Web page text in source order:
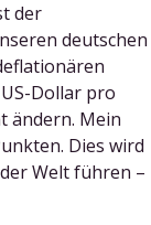
der
deutschen
Dollar pro
ändern. Mein
Dies wird
Welt führen –